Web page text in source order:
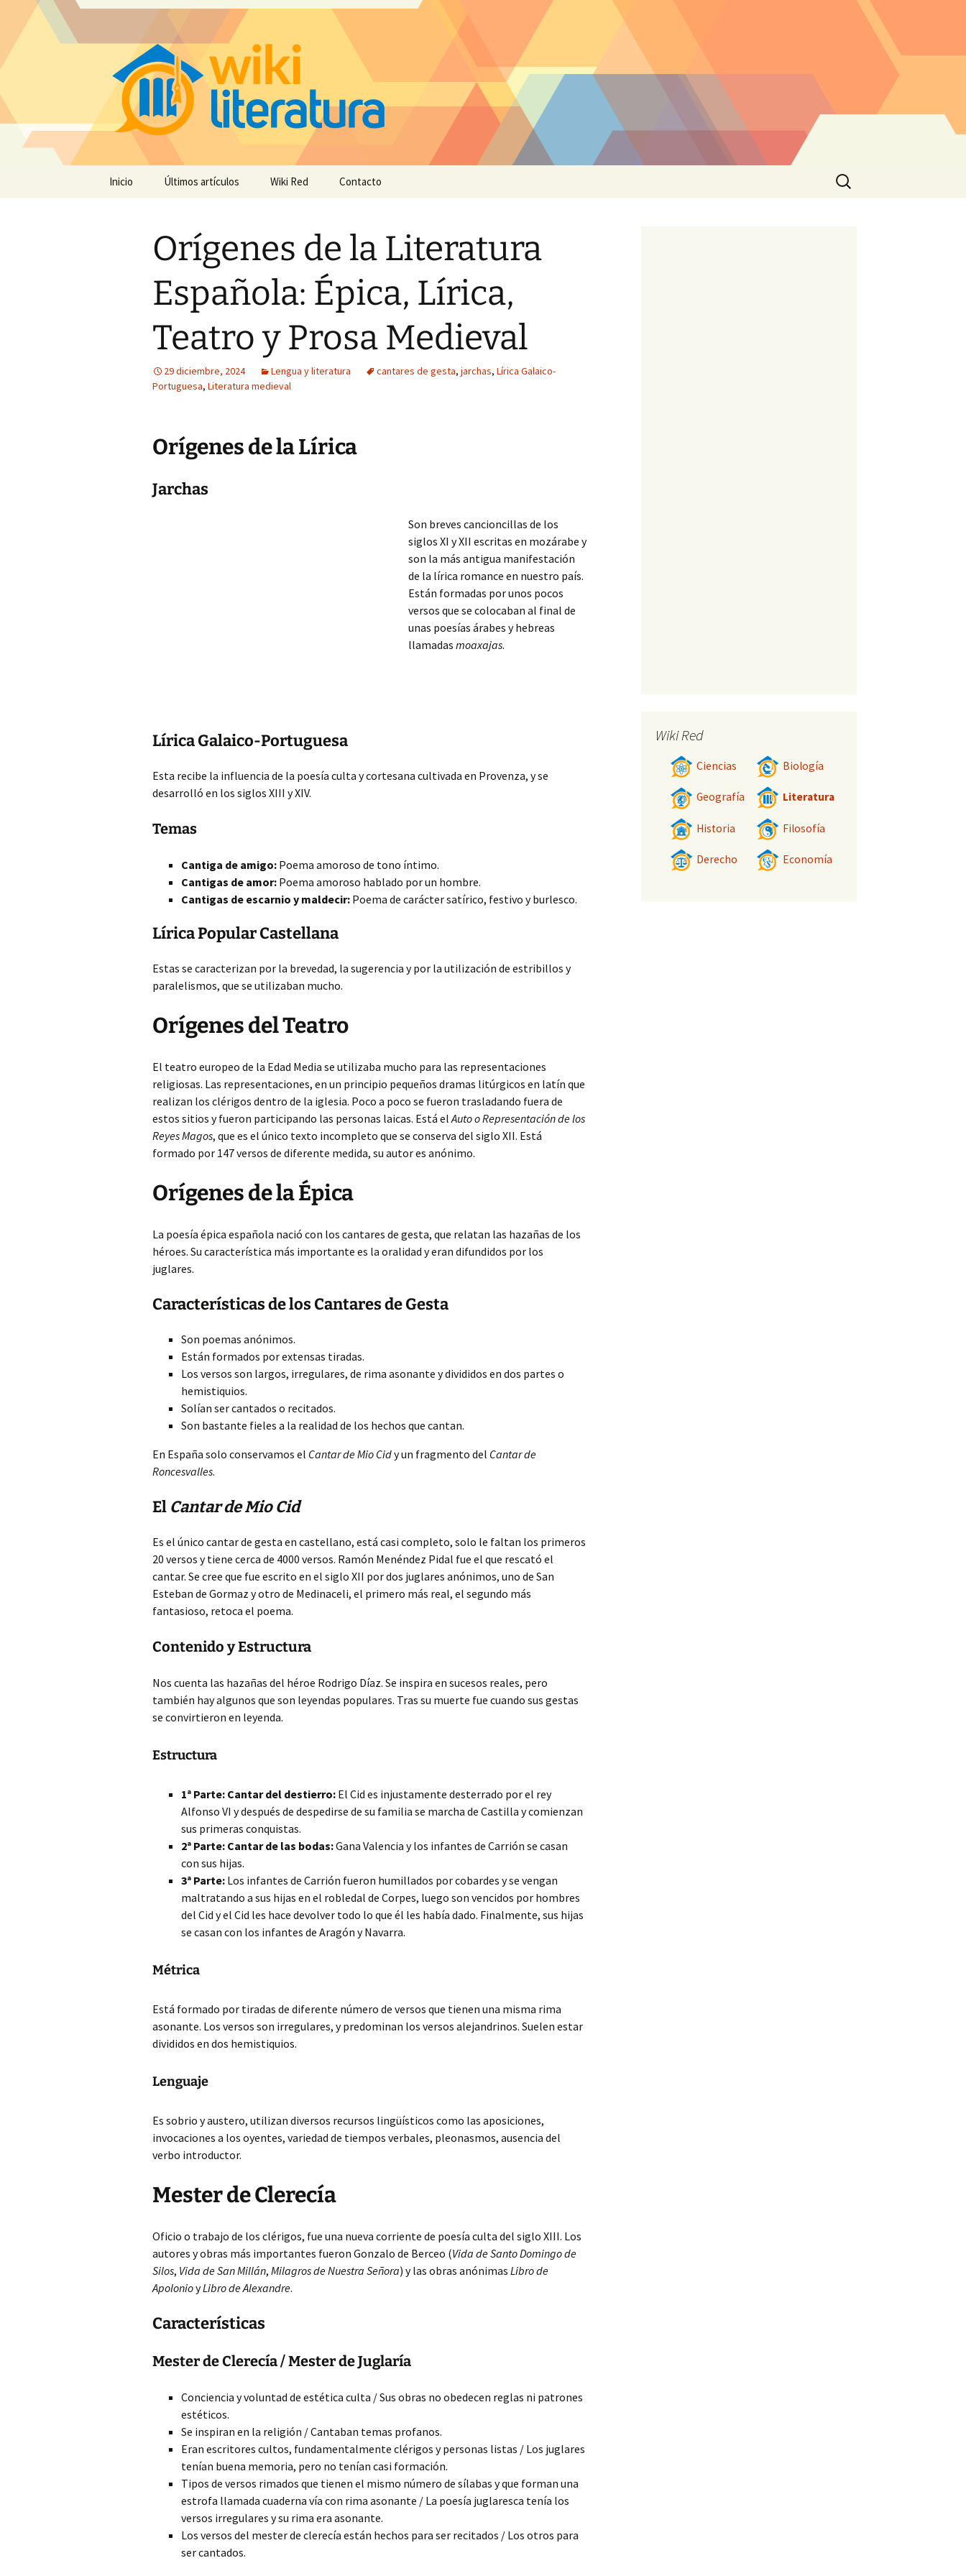
Inicio Últimos artículos Wiki Red Contacto
Buscar:
Orígenes de la Literatura
Española: Épica, Lírica,
Teatro y Prosa Medieval
29 diciembre, 2024 Lengua y literatura cantares de gesta, jarchas, Lírica Galaico-
Portuguesa, Literatura medieval
Orígenes de la Lírica
Jarchas
Son breves cancioncillas de los
siglos XI y XII escritas en mozárabe y
son la más antigua manifestación
de la lírica romance en nuestro país.
Están formadas por unos pocos
versos que se colocaban al final de
unas poesías árabes y hebreas
llamadas moaxajas.
Lírica Galaico-Portuguesa
Esta recibe la influencia de la poesía culta y cortesana cultivada en Provenza, y se
desarrolló en los siglos XIII y XIV.
Temas
Cantiga de amigo: Poema amoroso de tono íntimo.
Cantigas de amor: Poema amoroso hablado por un hombre.
Cantigas de escarnio y maldecir: Poema de carácter satírico, festivo y burlesco.
Lírica Popular Castellana
Estas se caracterizan por la brevedad, la sugerencia y por la utilización de estribillos y
paralelismos, que se utilizaban mucho.
Orígenes del Teatro
El teatro europeo de la Edad Media se utilizaba mucho para las representaciones
religiosas. Las representaciones, en un principio pequeños dramas litúrgicos en latín que
realizan los clérigos dentro de la iglesia. Poco a poco se fueron trasladando fuera de
estos sitios y fueron participando las personas laicas. Está elAuto o Representación de los
Reyes Magos, que es el único texto incompleto que se conserva del siglo XII. Está
formado por 147 versos de diferente medida, su autor es anónimo.
Orígenes de la Épica
La poesía épica española nació con los cantares de gesta, que relatan las hazañas de los
héroes. Su característica más importante es la oralidad y eran difundidos por los
juglares.
Características de los Cantares de Gesta
Son poemas anónimos.
Están formados por extensas tiradas.
Los versos son largos, irregulares, de rima asonante y divididos en dos partes o
hemistiquios.
Solían ser cantados o recitados.
Son bastante fieles a la realidad de los hechos que cantan.
En España solo conservamos el Cantar de Mio Cidy un fragmento del Cantar de
Roncesvalles.
El Cantar de Mio Cid
Es el único cantar de gesta en castellano, está casi completo, solo le faltan los primeros
20 versos y tiene cerca de 4000 versos. Ramón Menéndez Pidal fue el que rescató el
cantar. Se cree que fue escrito en el siglo XII por dos juglares anónimos, uno de San
Esteban de Gormaz y otro de Medinaceli, el primero más real, el segundo más
fantasioso, retoca el poema.
Contenido y Estructura
Nos cuenta las hazañas del héroe Rodrigo Díaz. Se inspira en sucesos reales, pero
también hay algunos que son leyendas populares. Tras su muerte fue cuando sus gestas
se convirtieron en leyenda.
Estructura
1ª Parte: Cantar del destierro: El Cid es injustamente desterrado por el rey
Alfonso VI y después de despedirse de su familia se marcha de Castilla y comienzan
sus primeras conquistas.
2ª Parte: Cantar de las bodas:Gana Valencia y los infantes de Carrión se casan
con sus hijas.
3ª Parte: Los infantes de Carrión fueron humillados por cobardes y se vengan
maltratando a sus hijas en el robledal de Corpes, luego son vencidos por hombres
del Cid y el Cid les hace devolver todo lo que él les había dado. Finalmente, sus hijas
se casan con los infantes de Aragón y Navarra.
Métrica
Está formado por tiradas de diferente número de versos que tienen una misma rima
asonante. Los versos son irregulares, y predominan los versos alejandrinos. Suelen estar
divididos en dos hemistiquios.
Lenguaje
Es sobrio y austero, utilizan diversos recursos lingüísticos como las aposiciones,
invocaciones a los oyentes, variedad de tiempos verbales, pleonasmos, ausencia del
verbo introductor.
Mester de Clerecía
Oficio o trabajo de los clérigos, fue una nueva corriente de poesía culta del siglo XIII. Los
autores y obras más importantes fueron Gonzalo de Berceo (Vida de Santo Domingo de
Silos, Vida de San Millán, Milagros de Nuestra Señora) y las obras anónimas Libro de
ApolonioyLibro de Alexandre.
Características
Mester de Clerecía / Mester de Juglaría
Conciencia y voluntad de estética culta / Sus obras no obedecen reglas ni patrones
estéticos.
Se inspiran en la religión / Cantaban temas profanos.
Eran escritores cultos, fundamentalmente clérigos y personas listas / Los juglares
tenían buena memoria, pero no tenían casi formación.
Tipos de versos rimados que tienen el mismo número de sílabas y que forman una
estrofa llamada cuaderna vía con rima asonante / La poesía juglaresca tenía los
versos irregulares y su rima era asonante.
Los versos del mester de clerecía están hechos para ser recitados / Los otros para
ser cantados.
Wiki Red
Ciencias Biología
Geografía Literatura
Historia Filosofía
Derecho Economía